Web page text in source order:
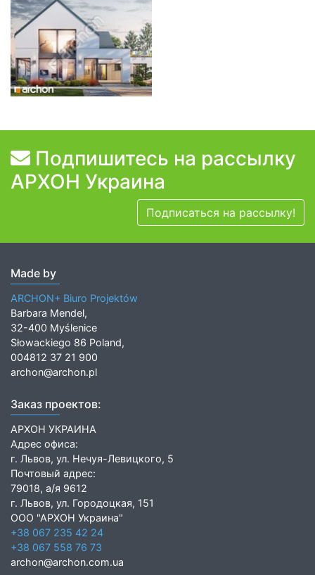
Подпишитесь на рассылку
АРХОН Украина
Подписаться на рассылку!
Made by
ARCHON+ Biuro Projektów
Barbara Mendel,
32-400 Myślenice
Słowackiego 86 Poland,
004812 37 21 900
archon@archon.pl
Заказ проектов:
АРХОН УКРАИНА
Адрес офиса:
г. Львов, ул. Нечуя-Левицкого, 5
Почтовый адрес:
79018, а/я 9612
г. Львов, ул. Городоцкая, 151
ООО "АРХОН Украина"
+38 067 235 42 24
+38 067 558 76 73
archon@archon.com.ua